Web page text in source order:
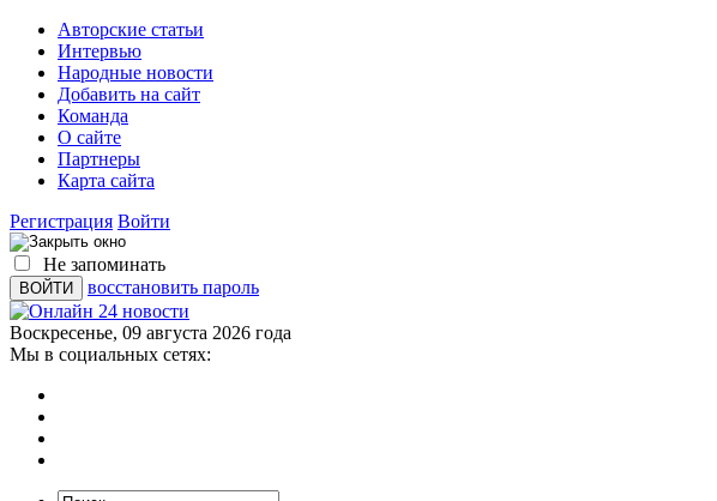
Авторские статьи
Интервью
Народные новости
Добавить на сайт
Команда
О сайте
Партнеры
Карта сайта
Регистрация Войти
Не запоминать
восстановить пароль
Воскресенье, 09 августа 2026 года
Мы в социальных сетях: